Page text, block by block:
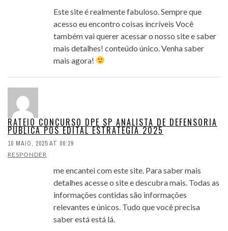
Este site é realmente fabuloso. Sempre que
acesso eu encontro coisas incríveis Você
também vai querer acessar o nosso site e saber
mais detalhes! conteúdo único. Venha saber
mais agora!
RATEIO CONCURSO DPE SP ANALISTA DE DEFENSORIA
PUBLICA POS EDITAL ESTRATEGIA 2025
10 MAIO, 2025 AT 06:29
RESPONDER
me encantei com este site. Para saber mais
detalhes acesse o site e descubra mais. Todas as
informações contidas são informações
relevantes e únicos. Tudo que você precisa
saber está está lá.